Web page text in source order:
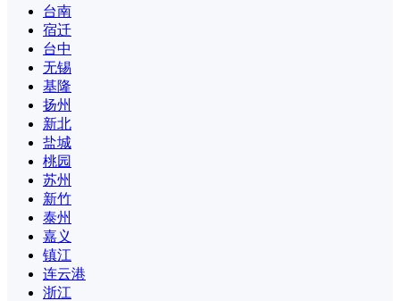
台南
宿迁
台中
无锡
基隆
扬州
新北
盐城
桃园
苏州
新竹
泰州
嘉义
镇江
连云港
浙江